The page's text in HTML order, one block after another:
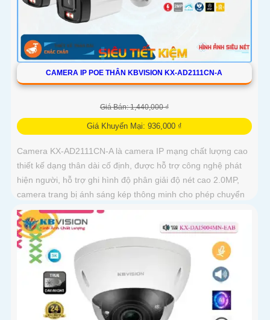
CAMERA IP POE THÂN KBVISION KX-AD2111CN-A
Giá Bán: 1,440,000 ₫
Giá Khuyến Mại: 936,000 ₫
Camera KX-AD2111CN-A là camera IP mạng chất lượng cao
thiết kế dạng thân dài cố định, được hỗ trợ công nghệ phát
hiện người, hỗ trợ ghi hình độ phân giải độ nét cao 2.0MP,
camera trang bị ánh sáng kép thông minh cho phép chuyển
đổi linh hoạt giữa chế độ hồng ngoại và led trợ sáng ban
đêm, giúp giám sát bảo vệ an ninh ban đêm một cách linh
hoạt